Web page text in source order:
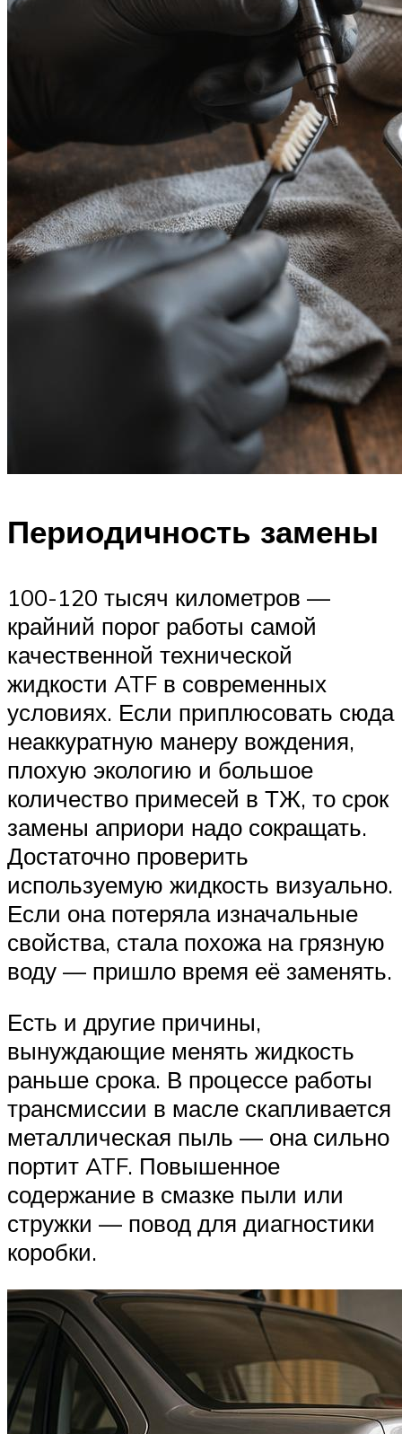
Периодичность замены
100-120 тысяч километров —
крайний порог работы самой
качественной технической
жидкости ATF в современных
условиях. Если приплюсовать сюда
неаккуратную манеру вождения,
плохую экологию и большое
количество примесей в ТЖ, то срок
замены априори надо сокращать.
Достаточно проверить
используемую жидкость визуально.
Если она потеряла изначальные
свойства, стала похожа на грязную
воду — пришло время её заменять.
Есть и другие причины,
вынуждающие менять жидкость
раньше срока. В процессе работы
трансмиссии в масле скапливается
металлическая пыль — она сильно
портит ATF. Повышенное
содержание в смазке пыли или
стружки — повод для диагностики
коробки.